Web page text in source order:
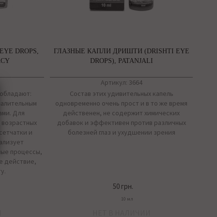
DROPS,
Для
и
процессы,
действие,
ГЛАЗНЫЕ КАПЛИ ДРИШТИ (DRISHTI EYE
DROPS), PATANJALI
Артикул: 3664
Состав этих удивительных капель
одновременно очень прост и в то же время
действенен, не содержит химических
добавок и эффективен против различных
болезней глаз и ухудшении зрения
50 грн.
10 мл